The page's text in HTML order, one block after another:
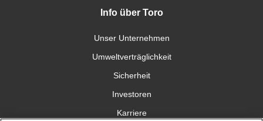
Info über Toro
Unser Unternehmen
Umweltverträglichkeit
Sicherheit
Investoren
Karriere